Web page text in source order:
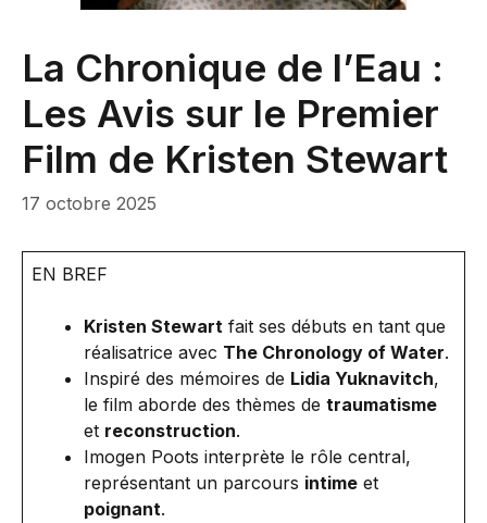
La Chronique de l’Eau :
Les Avis sur le Premier
Film de Kristen Stewart
17 octobre 2025
EN BREF
Kristen Stewart fait ses débuts en tant que
réalisatrice avec The Chronology of Water.
Inspiré des mémoires de Lidia Yuknavitch,
le film aborde des thèmes de traumatisme
et reconstruction.
Imogen Poots interprète le rôle central,
représentant un parcours intime et
poignant.